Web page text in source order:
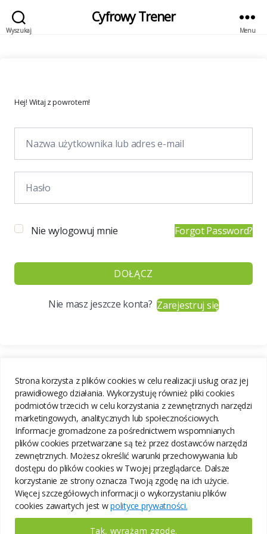
Strona korzysta z plików cookies w celu realizacji usług oraz jej
prawidłowego działania. Wykorzystuję również pliki cookies
podmiotów trzecich w celu korzystania z zewnętrznych narzędzi
marketingowych, analitycznych lub społecznościowych.
Informacje gromadzone za pośrednictwem wspomnianych
plików cookies przetwarzane są też przez dostawców narzędzi
zewnętrznych. Możesz określić warunki przechowywania lub
dostępu do plików cookies w Twojej przeglądarce. Dalsze
korzystanie ze strony oznacza Twoją zgodę na ich użycie.
Więcej szczegółowych informacji o wykorzystaniu plików
cookies zawartych jest wpolityce prywatności.
Tak, wyrażam zgodę.
Wyszukaj
Cyfrowy Trener
Menu
Hej! Witaj z powrotem!
Nie wylogowuj mnie Forgot Password?
DOŁĄCZ
Nie masz jeszcze konta?Zarejestruj się